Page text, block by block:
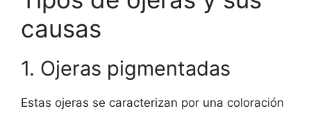
causas
1. Ojeras pigmentadas
Estas ojeras se caracterizan por una coloración